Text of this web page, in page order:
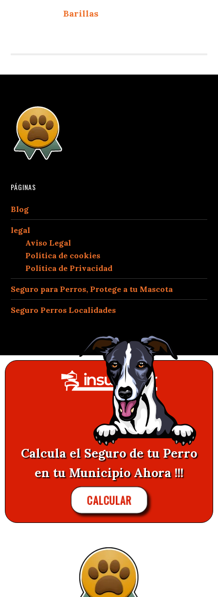
Barillas
PÁGINAS
Blog
legal
Aviso Legal
Política de cookies
Política de Privacidad
Seguro para Perros, Protege a tu Mascota
Seguro Perros Localidades
Calcula el Seguro de tu Perro
en tu Municipio Ahora !!!
CALCULAR